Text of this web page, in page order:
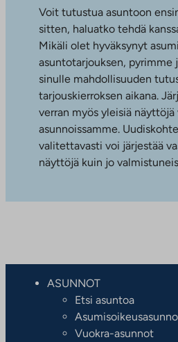
Voit tutustua asuntoon
sitten, haluatko tehdä
Mikäli olet hyväksynyt
asuntotarjouksen, pyrimme
sinulle mahdollisuuden
tarjouskierroksen aikana.
verran myös yleisiä näyttöjä
asunnoissamme.
valitettavasti voi järjestää
näyttöjä kuin jo
ASUNNOT
Etsi asuntoa
Vuokra-asunnot